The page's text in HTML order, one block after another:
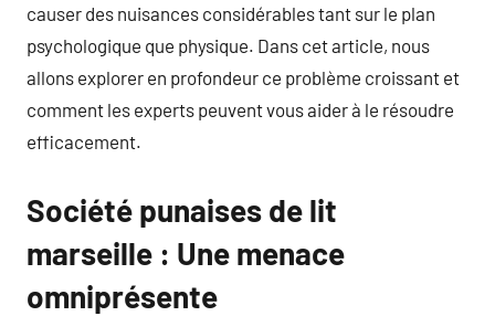
causer des nuisances considérables tant sur le plan
psychologique que physique. Dans cet article, nous
allons explorer en profondeur ce problème croissant et
comment les experts peuvent vous aider à le résoudre
efficacement.
Société punaises de lit
marseille : Une menace
omniprésente